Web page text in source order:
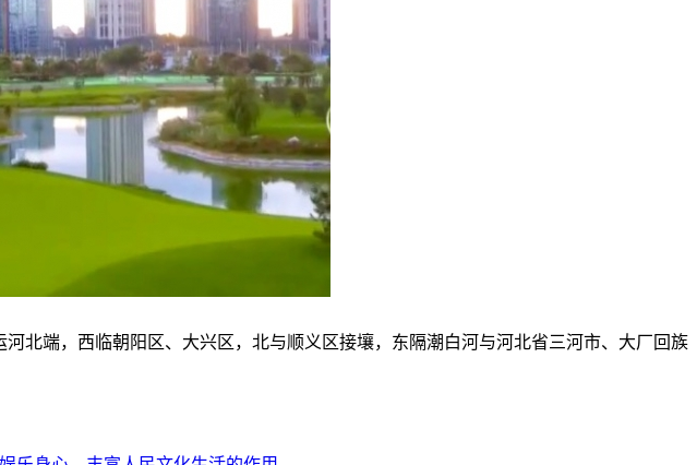
北端，西临朝阳区、大兴区，北与顺义区接壤，东隔潮白河与河北省三河市、大厂回族